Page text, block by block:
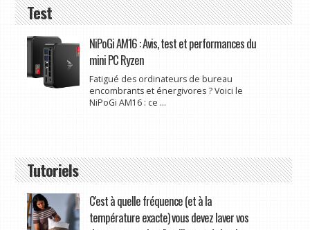
Test
NiPoGi AM16 : Avis, test et performances du
mini PC Ryzen
Fatigué des ordinateurs de bureau
encombrants et énergivores ? Voici le
NiPoGi AM16 : ce ...
Tutoriels
C'est à quelle fréquence (et à la
température exacte) vous devez laver vos